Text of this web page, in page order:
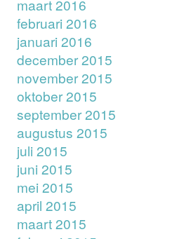
maart 2016
februari 2016
januari 2016
december 2015
november 2015
oktober 2015
september 2015
augustus 2015
juli 2015
juni 2015
mei 2015
april 2015
maart 2015